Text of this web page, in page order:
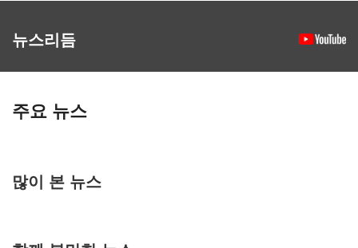
뉴스리듬
주요 뉴스
많이 본 뉴스